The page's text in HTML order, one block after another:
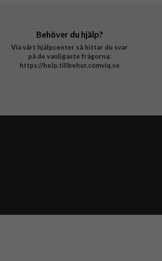
Behöver du hjälp?
Via vårt hjälpcenter så hittar du svar
på de vanligaste frågorna:
https://help.tillbehor.comviq.se